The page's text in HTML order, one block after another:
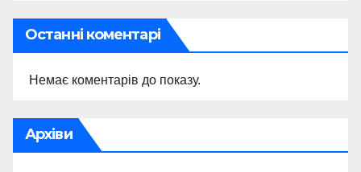
Останні коментарі
Немає коментарів до показу.
Архіви